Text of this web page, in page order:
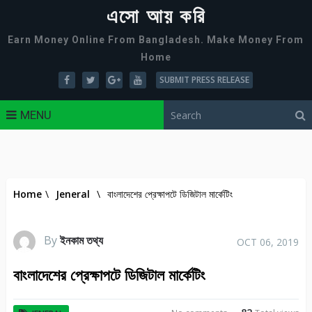
এসো আয় করি
Earn Money Online From Bangladesh. Make Money From
Home
SUBMIT PRESS RELEASE
MENU
Home \ Jeneral \ বাংলাদেশের প্রেক্ষাপটে ডিজিটাল মার্কেটিং
Byইনকাম তথ্য OCT 06, 2019
বাংলাদেশের প্রেক্ষাপটে ডিজিটাল মার্কেটিং